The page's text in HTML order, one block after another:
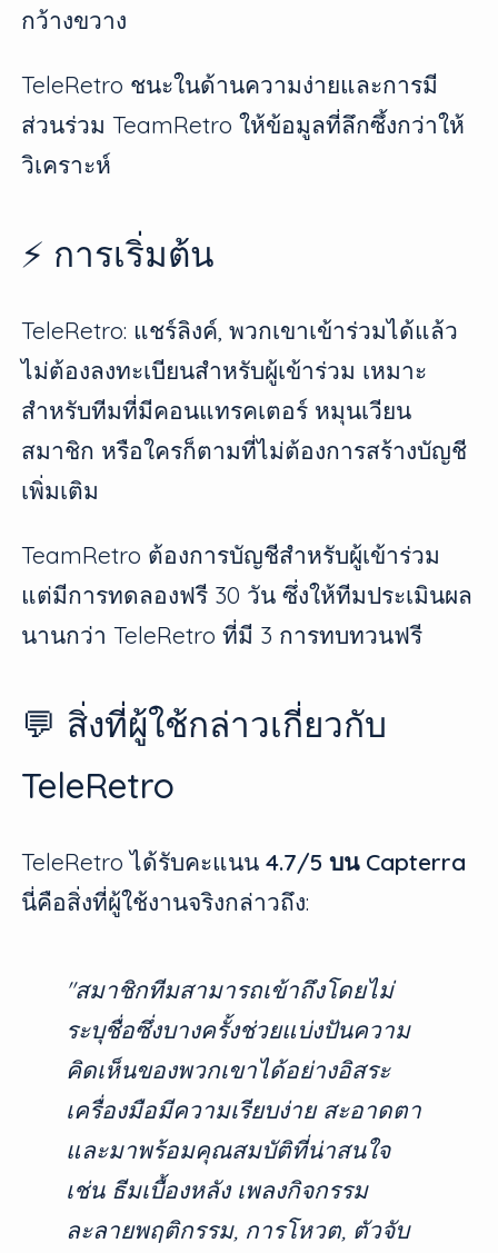
กว้างขวาง
TeleRetro ชนะในด้านความง่ายและการมี
ส่วนร่วม TeamRetro ให้ข้อมูลที่ลึกซึ้งกว่าให้
วิเคราะห์
⚡ การเริ่มต้น
TeleRetro: แชร์ลิงค์, พวกเขาเข้าร่วมได้แล้ว
ไม่ต้องลงทะเบียนสำหรับผู้เข้าร่วม เหมาะ
สำหรับทีมที่มีคอนแทรคเตอร์ หมุนเวียน
สมาชิก หรือใครก็ตามที่ไม่ต้องการสร้างบัญชี
เพิ่มเติม
TeamRetro ต้องการบัญชีสำหรับผู้เข้าร่วม
แต่มีการทดลองฟรี 30 วัน ซึ่งให้ทีมประเมินผล
นานกว่า TeleRetro ที่มี 3 การทบทวนฟรี
💬 สิ่งที่ผู้ใช้กล่าวเกี่ยวกับ
TeleRetro
TeleRetro ได้รับคะแนน4.7/5 บน Capterra
นี่คือสิ่งที่ผู้ใช้งานจริงกล่าวถึง:
"สมาชิกทีมสามารถเข้าถึงโดยไม่
ระบุชื่อซึ่งบางครั้งช่วยแบ่งปันความ
คิดเห็นของพวกเขาได้อย่างอิสระ
เครื่องมือมีความเรียบง่าย สะอาดตา
และมาพร้อมคุณสมบัติที่น่าสนใจ
เช่น ธีมเบื้องหลัง เพลงกิจกรรม
ละลายพฤติกรรม, การโหวต, ตัวจับ